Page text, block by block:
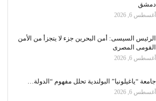
دمشق
أغسطس 6, 2026
الرئيس السيسى: أمن البحرين جزء لا يتجزأ من الأمن
القومى المصرى
أغسطس 6, 2026
جامعة “ياغيلونيا” البولندية تحلل مفهوم “الدولة…
أغسطس 6, 2026